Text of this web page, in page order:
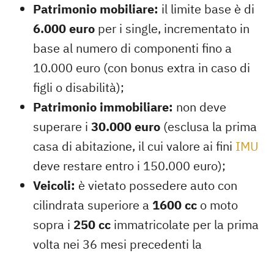
Patrimonio mobiliare: il limite base è di
6.000 euro per i single, incrementato in
base al numero di componenti fino a
10.000 euro (con bonus extra in caso di
figli o disabilità);
Patrimonio immobiliare: non deve
superare i 30.000 euro (esclusa la prima
casa di abitazione, il cui valore ai fini IMU
deve restare entro i 150.000 euro);
Veicoli: è vietato possedere auto con
cilindrata superiore a 1600 cc o moto
sopra i 250 cc immatricolate per la prima
volta nei 36 mesi precedenti la